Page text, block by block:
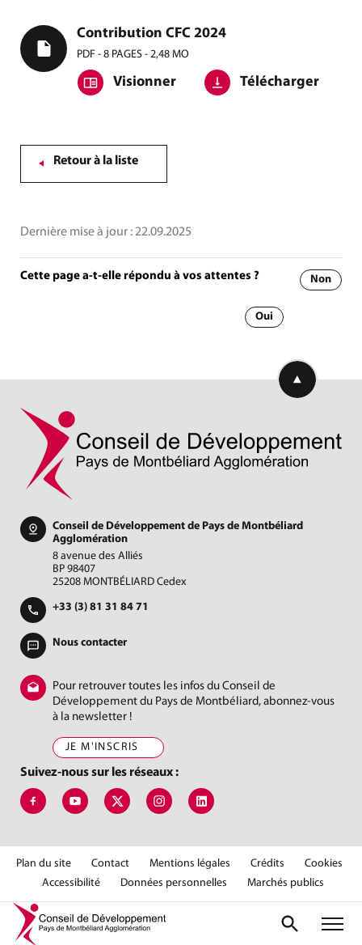
Contribution CFC 2024
PDF - 8 PAGES - 2,48 MO
Visionner Télécharger
Retour à la liste
Dernière mise à jour :22.09.2025
Cette page a-t-elle répondu à vos attentes ? Non
Oui
Retourner en
Conseil de Développement de Pays de Montbéliard
Agglomération
8 avenue des Alliés
BP 98407
25208 MONTBÉLIARD Cedex
+33 (3) 81 31 84 71
Nous contacter
Pour retrouver toutes les infos du Conseil de
Développement du Pays de Montbéliard, abonnez-vous
à la newsletter !
JE M'INSCRIS
Suivez-nous sur les réseaux :
Suivez-nous sur Facebook, Codev Pma Jer
Suivez-nous sur Youtube, Conseil de Développement
Suivez-nous sur X, Codev Montbéliard
Suivez-nous sur Instagram, codev_pma
Suivez-nous sur LinkedIn,
Plan du site Contact Mentions légales Crédits
Cookies
Accessibilité
Données personnelles Marchés publics